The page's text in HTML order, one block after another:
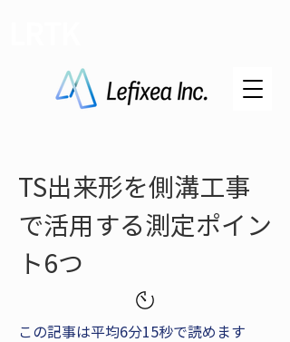
TS出来形を側溝工事
で活用する測定ポイン
ト6つ
この記事は平均6分15秒で読めます